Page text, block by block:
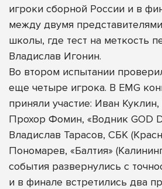
игроки сборной России и в
между двумя
школы, где тест на меткость
Владислав Игонин.
Во втором испытании
еще четыре игрока. В EMG
приняли участие: Иван Куклин,
Прохор Фомин, «Водник GOD
Владислав Тарасов, СБК
Пономарев, «Балтия»
события развернулись с
и в финале встретились два